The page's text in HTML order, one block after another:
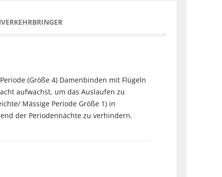
(Größe 4) Damenbinden mit Flügeln
aufwachst, um das Auslaufen zu
Mässige Periode Größe 1) in
der Periodennächte zu verhindern.